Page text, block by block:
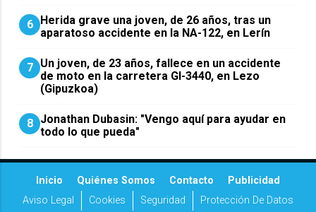
6 Herida grave una joven, de 26 años, tras un
aparatoso accidente en la NA-122, en Lerín
7 Un joven, de 23 años, fallece en un accidente
de moto en la carretera GI-3440, en Lezo
(Gipuzkoa)
8 Jonathan Dubasin: "Vengo aquí para ayudar en
todo lo que pueda"
Inicio Quiénes Somos Contacto
Publicidad
Aviso Legal
Cookies Seguridad Protección De Datos